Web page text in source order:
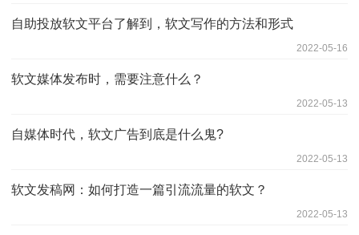
自助投放软文平台了解到，软文写作的方法和形式
2022-05-16
软文媒体发布时，需要注意什么？
2022-05-13
自媒体时代，软文广告到底是什么鬼?
2022-05-13
软文发稿网：如何打造一篇引流流量的软文？
2022-05-13